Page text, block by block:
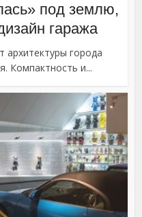
под землю,
гаража
архитектуры города
Компактность и...